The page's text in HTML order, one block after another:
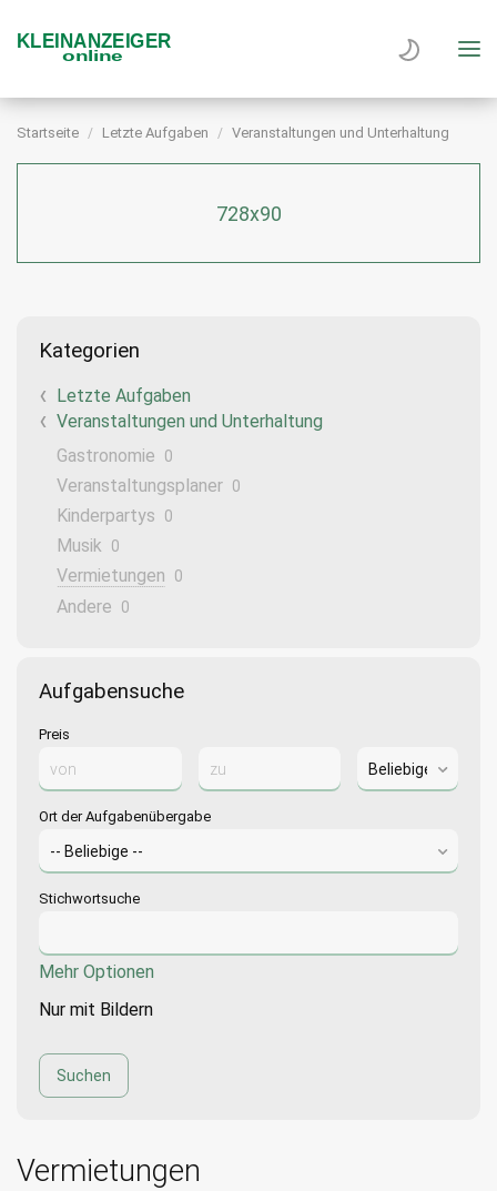
Startseite Letzte Aufgaben Veranstaltungen und Unterhaltung
728x90
Kategorien
Letzte Aufgaben
Veranstaltungen und Unterhaltung
Gastronomie
0
Veranstaltungsplaner 0
Kinderpartys 0
Musik 0
Vermietungen 0
Andere 0
Aufgabensuche
Preis
Ort der Aufgabenübergabe
Stichwortsuche
Mehr Optionen
Nur mit Bildern
Vermietungen